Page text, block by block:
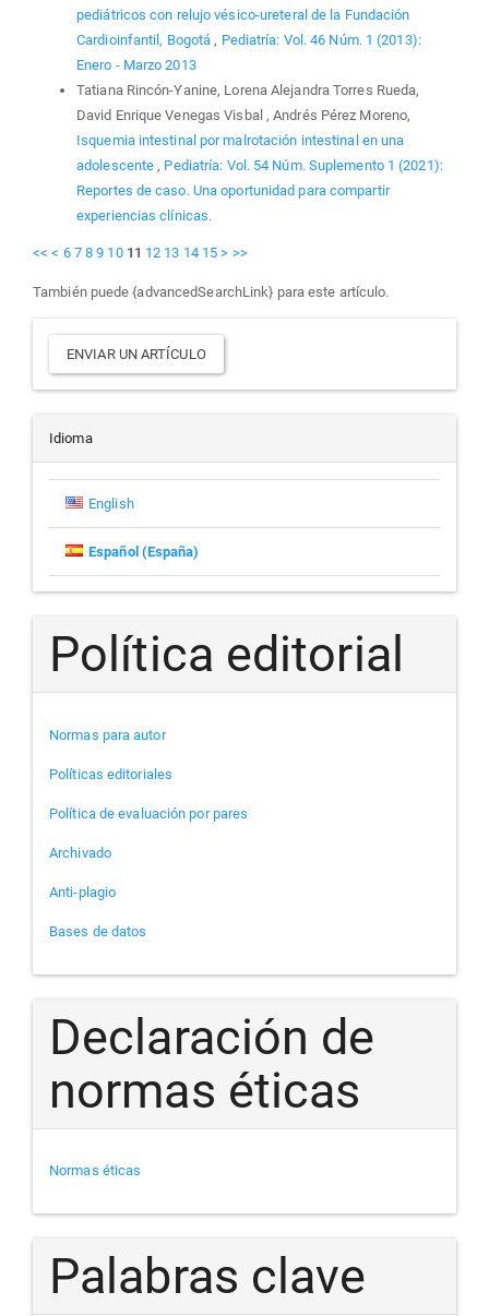
pediátricos con relujo vésico-ureteral de la Fundación
Cardioinfantil, Bogotá , Pediatría: Vol. 46 Núm. 1 (2013):
Enero - Marzo 2013
Tatiana Rincón-Yanine, Lorena Alejandra Torres Rueda,
David Enrique Venegas Visbal , Andrés Pérez Moreno,
Isquemia intestinal por malrotación intestinal en una
adolescente , Pediatría: Vol. 54 Núm. Suplemento 1 (2021):
Reportes de caso. Una oportunidad para compartir
experiencias clínicas.
<< < 6 7 8 9 10 11 12 13 14 15 > >>
También puede {advancedSearchLink} para este artículo.
Enviar
un
artículo
ENVIAR UN ARTÍCULO
Idioma
English
Español (España)
Política editorial
Normas para autor
Políticas editoriales
Política de evaluación por pares
Archivado
Anti-plagio
Bases de datos
Declaración de
normas éticas
Normas éticas
Palabras clave